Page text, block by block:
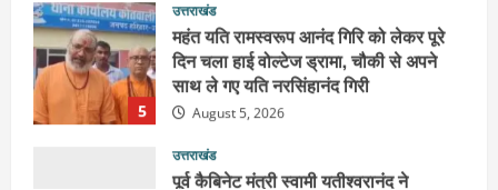
5 August 5, 2026
उत्तराखंड
पूर्व कैबिनेट मंत्री स्वामी यतीश्वरानंद ने
शिवभक्त कांवड़ियों को भोजन प्रसाद वितरित
कर की सेवा, कांवड़ियों की सेवा के लिए सभी
सामर्थ्यवान आमजन आएं आगे : स्वामी